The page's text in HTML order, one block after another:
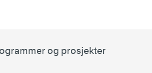
og prosjekter